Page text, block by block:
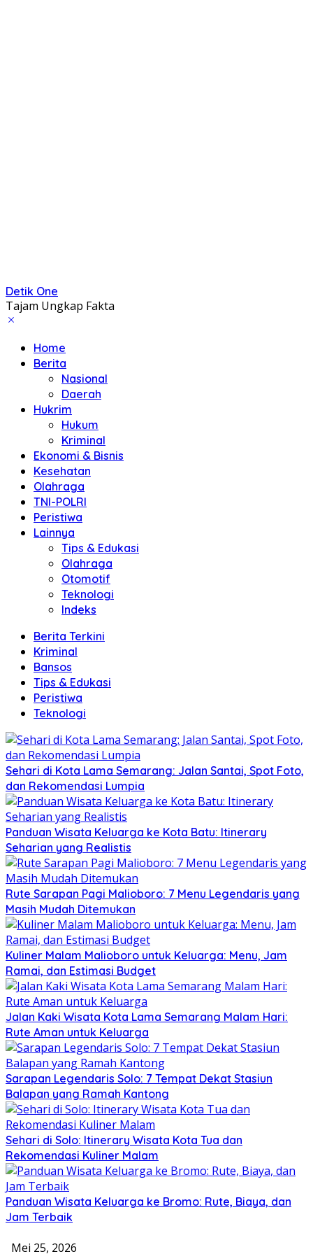
Detik One
Tajam Ungkap Fakta
Home
Berita
Nasional
Daerah
Hukrim
Hukum
Kriminal
Ekonomi & Bisnis
Kesehatan
Olahraga
TNI-POLRI
Peristiwa
Lainnya
Tips & Edukasi
Olahraga
Otomotif
Teknologi
Indeks
Berita Terkini
Kriminal
Bansos
Tips & Edukasi
Peristiwa
Teknologi
Sehari di Kota Lama Semarang: Jalan Santai, Spot Foto,
dan Rekomendasi Lumpia
Panduan Wisata Keluarga ke Kota Batu: Itinerary
Seharian yang Realistis
Rute Sarapan Pagi Malioboro: 7 Menu Legendaris yang
Masih Mudah Ditemukan
Kuliner Malam Malioboro untuk Keluarga: Menu, Jam
Ramai, dan Estimasi Budget
Jalan Kaki Wisata Kota Lama Semarang Malam Hari:
Rute Aman untuk Keluarga
Sarapan Legendaris Solo: 7 Tempat Dekat Stasiun
Balapan yang Ramah Kantong
Sehari di Solo: Itinerary Wisata Kota Tua dan
Rekomendasi Kuliner Malam
Panduan Wisata Keluarga ke Bromo: Rute, Biaya, dan
Jam Terbaik
Mei 25, 2026